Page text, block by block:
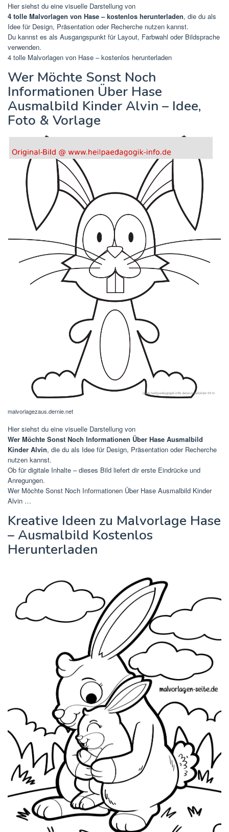
Hier siehst du eine visuelle Darstellung von
4 tolle Malvorlagen von Hase – kostenlos herunterladen, die du als
Idee für Design, Präsentation oder Recherche nutzen kannst.
Du kannst es als Ausgangspunkt für Layout, Farbwahl oder Bildsprache
verwenden.
4 tolle Malvorlagen von Hase – kostenlos herunterladen
Wer Möchte Sonst Noch
Informationen Über Hase
Ausmalbild Kinder Alvin – Idee,
Foto & Vorlage
malvorlagezaus.dernie.net
Hier siehst du eine visuelle Darstellung von
Wer Möchte Sonst Noch Informationen Über Hase Ausmalbild
Kinder Alvin, die du als Idee für Design, Präsentation oder Recherche
nutzen kannst.
Ob für digitale Inhalte – dieses Bild liefert dir erste Eindrücke und
Anregungen.
Wer Möchte Sonst Noch Informationen Über Hase Ausmalbild Kinder
Alvin …
Kreative Ideen zu Malvorlage Hase
– Ausmalbild Kostenlos
Herunterladen